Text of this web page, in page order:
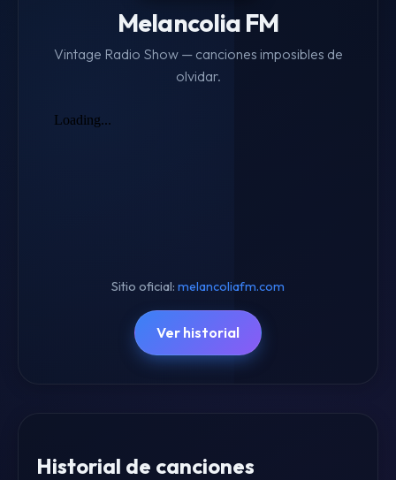
Melancolia FM
Vintage Radio Show — canciones imposibles de
olvidar.
Sitio oficial: melancoliafm.com
Ver historial
Historial de canciones